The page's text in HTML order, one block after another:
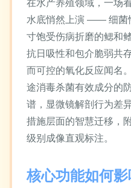
在水产养殖领域，一场
水底悄然上演 —— 细菌
寸饱受伤病折磨的鳃和
抗日吸性和包介脆弱共
而可控的氧化反应闻名
途消毒杀菌有效成分的
谱，显微镜解剖行为差
措施层面的智慧迁移，
级别成像直观标注。
核心功能如何